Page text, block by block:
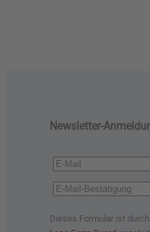
Newsletter-
Dieses Formular ist durch